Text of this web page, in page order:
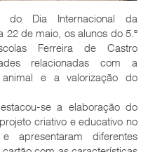
do Dia Internacional da
22 de maio, os alunos do 5.º
Ferreira de Castro
relacionadas com a
animal e a valorização do
se a elaboração do
criativo e educativo no
apresentaram diferentes